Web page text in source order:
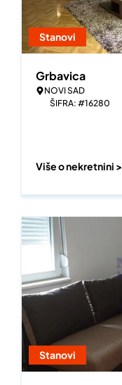
Stanovi
Grbavica
NOVI SAD
ŠIFRA: #16280
Više o nekretnini >
Stanovi